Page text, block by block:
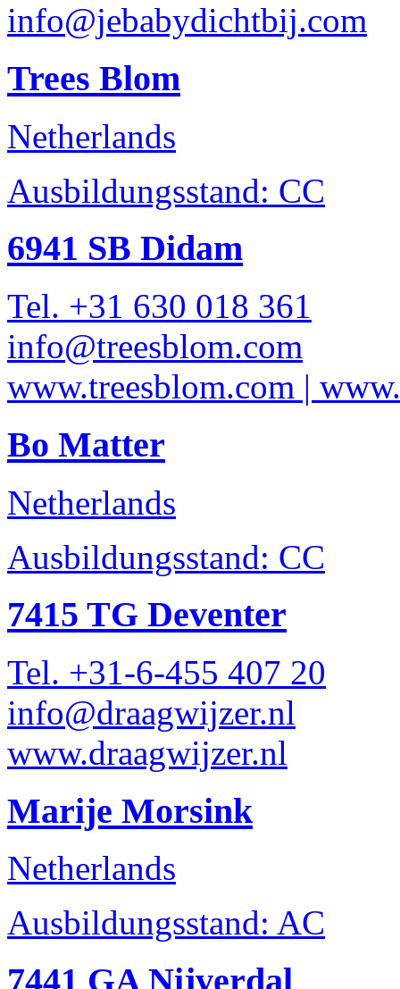
info@jebabydichtbij.com
Trees Blom
Netherlands
Ausbildungsstand: CC
6941 SB Didam
Tel. +31 630 018 361
info@treesblom.com
www.treesblom.com |
Bo Matter
Netherlands
Ausbildungsstand: CC
7415 TG Deventer
Tel. +31-6-455 407 20
info@draagwijzer.nl
www.draagwijzer.nl
Marije Morsink
Netherlands
Ausbildungsstand: AC
7441 GA Nijverdal